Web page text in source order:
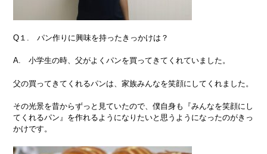
Q１. パン作りに興味を持ったきっかけは？
A. 小学生の時、父がよくパンを買ってきてくれていました。
父の買ってきてくれるパンは、家族みんなを笑顔にしてくれました。
その光景を昔からずっと見ていたので、僕自身も『みんなを笑顔にし
てくれるパン』を作れるようになりたいと思うようになったのがきっ
かけです。